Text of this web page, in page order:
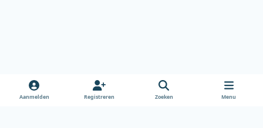
Aanmelden Registreren Zoeken Menu